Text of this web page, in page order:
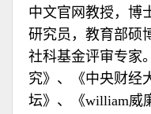
中文官网教授，博
研究员，教育部硕
社科基金评审专家
究》、《中央财经
坛》、《william威